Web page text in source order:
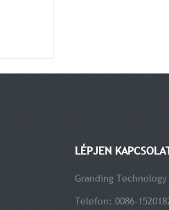
LÉPJEN
Granding Technology
Telefon: 0086-